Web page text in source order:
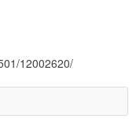
12002620/